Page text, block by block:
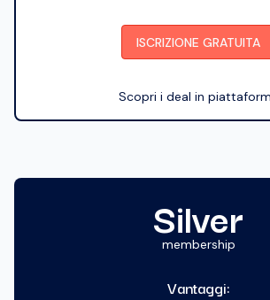
ISCRIZIONE GRATUITA
Scopri i deal in
Silver
membership
Vantaggi: